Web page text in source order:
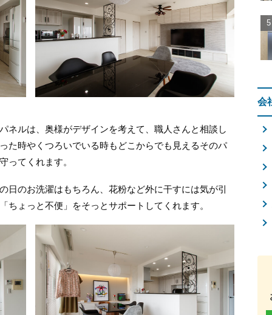
ネルは、奥様がデザインを考えて、職人さんと相談し
た時やくつろいでいる時もどこからでも見えるそのパ
ってくれます。
日のお洗濯はもちろん、花粉など外に干すには気が引
ちょっと不便」をそっとサポートしてくれます。
会